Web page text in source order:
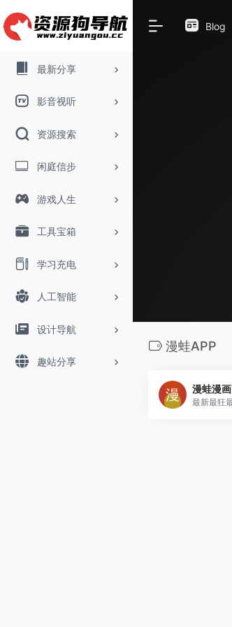
最新分享
影音视听
资源搜索
闲庭信步
游戏人生
工具宝箱
学习充电
人工智能
设计导航
趣站分享
Blog
漫蛙APP
漫蛙漫画